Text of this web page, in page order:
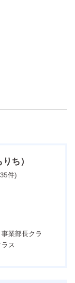
ち）
35件)
業部長クラ
ス